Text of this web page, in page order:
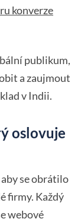
konverze
publikum,
a zaujmout
v Indii.
oslovuje
se obrátilo
firmy. Každý
webové